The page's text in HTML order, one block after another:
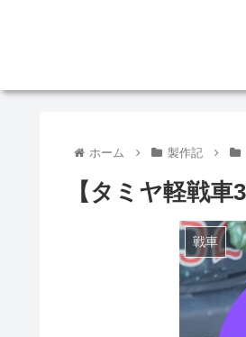
ホーム 製作記
【タミヤ軽戦
戦車